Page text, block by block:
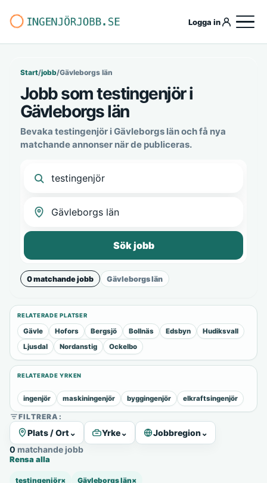
Logga in
Start/jobb/Gävleborgs län
Jobb som testingenjör i
Gävleborgs län
Bevaka testingenjör i Gävleborgs län och få nya
matchande annonser när de publiceras.
Sök jobb
0 matchande jobb Gävleborgs län
RELATERADE PLATSER
Gävle Hofors Bergsjö Bollnäs Edsbyn
Hudiksvall
Ljusdal
Nordanstig Ockelbo
RELATERADE YRKEN
ingenjör maskiningenjör byggingenjör elkraftsingenjör
FILTRERA:
Plats / Ort ⌄ Yrke⌄ Jobbregion⌄
0 matchande jobb
Rensa alla
testingenjör× Gävleborgs län×